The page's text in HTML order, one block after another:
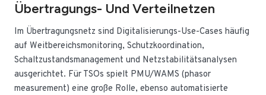
Übertragungs- Und Verteilnetzen
Im Übertragungsnetz sind Digitalisierungs-Use-Cases häufig
auf Weitbereichsmonitoring, Schutzkoordination,
Schaltzustandsmanagement und Netzstabilitätsanalysen
ausgerichtet. Für TSOs spielt PMU/WAMS (phasor
measurement) eine große Rolle, ebenso automatisierte